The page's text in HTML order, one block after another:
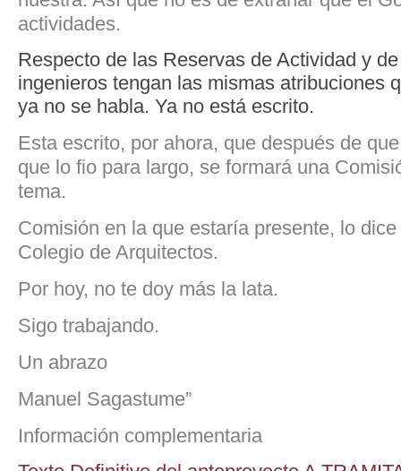
actividades.
Respecto de las Reservas de Actividad y
ingenieros tengan las mismas atribuciones
ya no se habla. Ya no está escrito.
Esta escrito, por ahora, que después de
que lo fio para largo, se formará una
tema.
Comisión en la que estaría presente, lo
Colegio de Arquitectos.
Por hoy, no te doy más la lata.
Sigo trabajando.
Un abrazo
Manuel Sagastume”
Información complementaria